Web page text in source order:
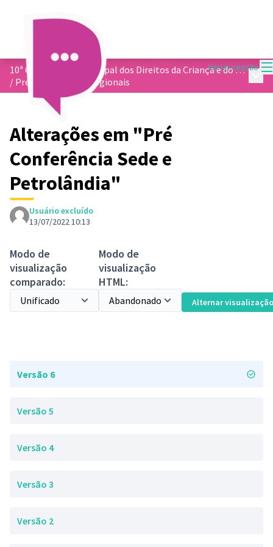
Iniciar sessão
10ª Conferência Municipal dos Direitos da Criança e do Adolescentes
/ Pré Conferências Regionais
Alterações em "Pré
Conferência Sede e
Petrolândia"
Usuário excluído
13/07/2022 10:13
Modo de
visualização
comparado:
Modo de
visualização
HTML:
Alternar visualização
Versão 6
Versão 5
Versão 4
Versão 3
Versão 2